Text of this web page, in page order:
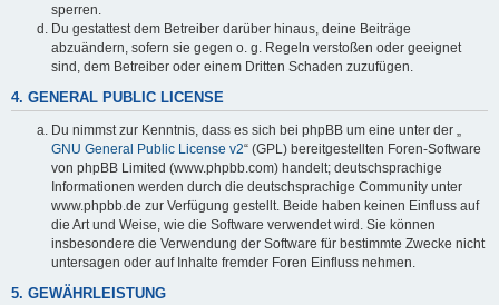
sperren.
Du gestattest dem Betreiber darüber hinaus, deine Beiträge
abzuändern, sofern sie gegen o. g. Regeln verstoßen oder geeignet
sind, dem Betreiber oder einem Dritten Schaden zuzufügen.
4. GENERAL PUBLIC LICENSE
Du nimmst zur Kenntnis, dass es sich bei phpBB um eine unter der „
GNU General Public License v2“ (GPL) bereitgestellten Foren-Software
von phpBB Limited (www.phpbb.com) handelt; deutschsprachige
Informationen werden durch die deutschsprachige Community unter
www.phpbb.de zur Verfügung gestellt. Beide haben keinen Einfluss auf
die Art und Weise, wie die Software verwendet wird. Sie können
insbesondere die Verwendung der Software für bestimmte Zwecke nicht
untersagen oder auf Inhalte fremder Foren Einfluss nehmen.
5. GEWÄHRLEISTUNG